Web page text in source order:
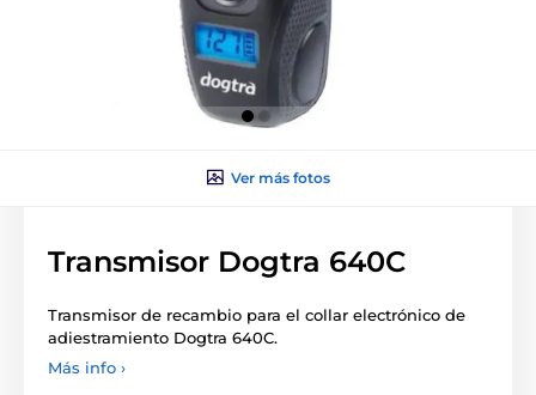
Ver más fotos
Transmisor Dogtra 640C
Transmisor de recambio para el collar electrónico de
adiestramiento Dogtra 640C.
Más info ›